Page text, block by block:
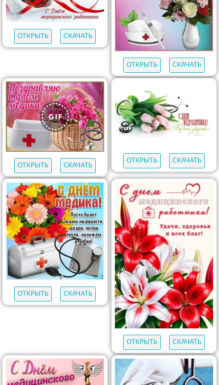
ОТКРЫТЬ СКАЧАТЬ
ОТКРЫТЬ СКАЧАТЬ
ОТКРЫТЬ СКАЧАТЬ
ОТКРЫТЬ СКАЧАТЬ
ОТКРЫТЬ СКАЧАТЬ
ОТКРЫТЬ СКАЧАТЬ